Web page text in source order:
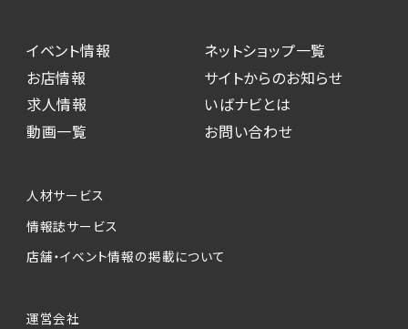
イベント情報
お店情報
求人情報
動画一覧
ネットショップ一覧
サイトからのお知らせ
いばナビとは
お問い合わせ
人材サービス
情報誌サービス
店舗・イベント情報の掲載について
運営会社